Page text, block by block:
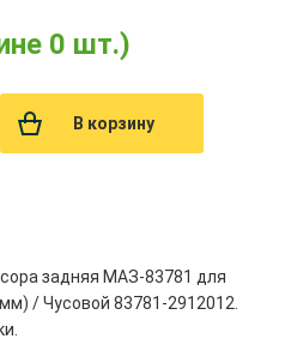
0 шт.)
В корзину
задняя МАЗ-83781 для
/ Чусовой 83781-2912012.